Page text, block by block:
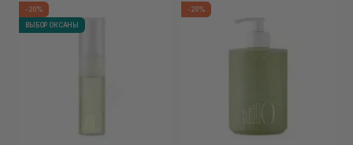
-20%
ВЫБОР ОКСАНЫ
-20%